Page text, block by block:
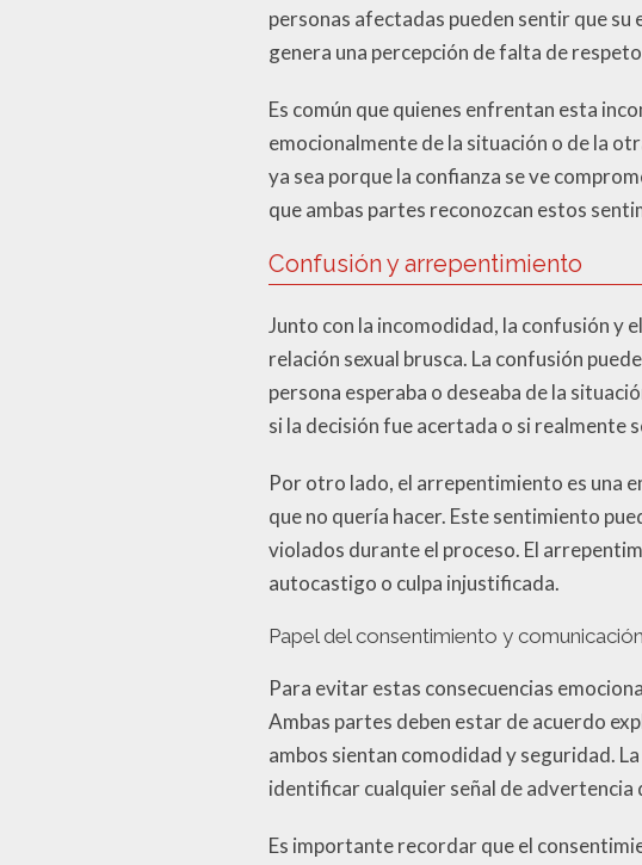
personas afectadas pueden sentir que
genera una percepción de falta de
Es común que quienes enfrentan esta
emocionalmente de la situación o de la
ya sea porque la confianza se ve
que ambas partes reconozcan estos
Confusión y arrepentimiento
Junto con la incomodidad, la confusión y
relación sexual brusca. La confusión
persona esperaba o deseaba de la
si la decisión fue acertada o si realmente
Por otro lado, el arrepentimiento es una
que no quería hacer. Este sentimiento
violados durante el proceso. El
autocastigo o culpa injustificada.
Papel del consentimiento y comunicación
Para evitar estas consecuencias
Ambas partes deben estar de acuerdo
ambos sientan comodidad y seguridad.
identificar cualquier señal de advertencia
Es importante recordar que el